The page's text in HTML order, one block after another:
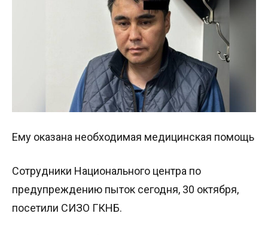
Ему оказана необходимая медицинская помощь
Сотрудники Национального центра по
предупреждению пыток сегодня, 30 октября,
посетили СИЗО ГКНБ.